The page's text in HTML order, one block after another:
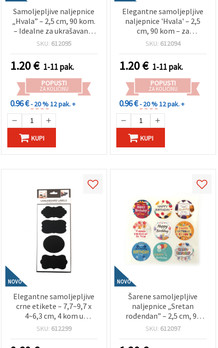
Samoljepljive naljepnice
„Hvala” – 2,5 cm, 90 kom.
– Idealne za ukrašavanje
poklona, poklonske
kreativne hobi projekte
SKU: 612095
1.20€ 1-11 pak.
POPUSTI
ZA KOLIČINU
0.96 €- 20 %12 pak. +
KUPI
Elegantne samoljepljive
naljepnice 'Hvala' – 2,5
cm, 90 kom – za
ukrašavanje poklona,
pakiranje, scrapbooking i
kreativne dekoracije
SKU: 612094
1.20€ 1-11 pak.
POPUSTI
ZA KOLIČINU
0.96 €- 20 %12 pak. +
KUPI
NOVO
Elegantne samoljepljive
crne etikete – 7,7~9,7 x
4~6,3 cm, 4 kom u
miješanim oblicima –
idealne za označavanje
SKU: 612299
NOVO
Šarene samoljepljive
naljepnice „Sretan
rođendan” – 2,5 cm, 90
kom – vesele, zabavne,
poklona, čestitki,
SKU: 612097